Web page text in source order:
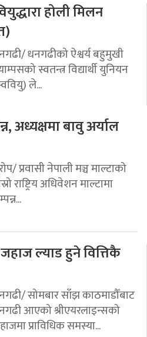
होली मिलन
धनगढीको ऐश्वर्य बहुमुखी
स्वतन्त्र विद्यार्थी युनियन
ले...
अध्यक्षमा बावु अर्याल
प्रवासी नेपाली मञ्च माल्टाको
राष्ट्रिय अधिवेशन माल्टामा
ल्याड हुने वित्तिकै
सोमबार साँझ काठमाडौँबाट
आएको श्रीएयरलाइन्सको
प्राविधिक समस्या...